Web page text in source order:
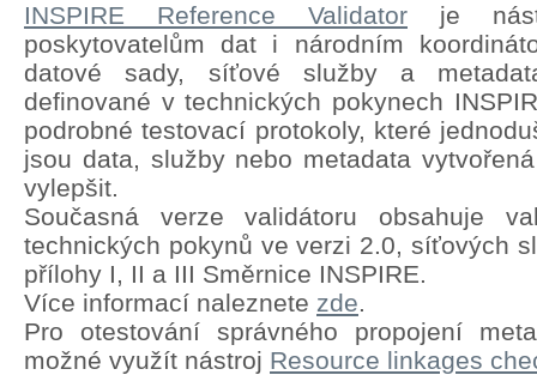
INSPIRE Reference Validator je
poskytovatelům dat i národním
datové sady, síťové služby a
definované v technických pokynech
podrobné testovací protokoly, které
jsou data, služby nebo metadata
vylepšit.
Současná verze validátoru obsahuje
technických pokynů ve verzi 2.0, síťových
přílohy I, II a III Směrnice INSPIRE.
Více informací naleznete zde.
Pro otestování správného propojení
možné využít nástroj Resource linkages